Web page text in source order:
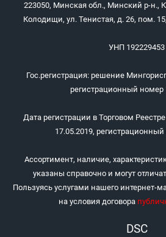
223050, Минская обл., Минский р-н.,
Колодищи, ул. Тенистая, д. 26, пом.
УНП 192229453
Гос.регистрация: решение
регистрационный номер
Дата регистрации в Торговом
17.05.2019,
Ассортимент, наличие,
указаны справочно и могут
Пользуясь услугами нашего интернет-
на условия договора
DSC